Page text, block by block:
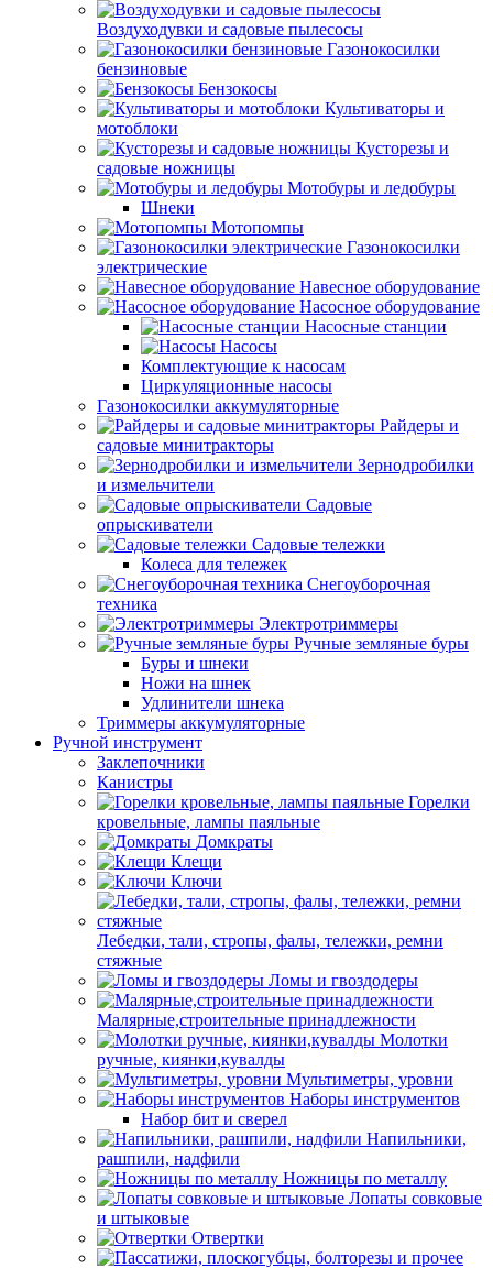
Воздуходувки и садовые пылесосы
Газонокосилки
бензиновые
Бензокосы
Культиваторы и
мотоблоки
Кусторезы и
садовые ножницы
Мотобуры и ледобуры
Шнеки
Мотопомпы
Газонокосилки
электрические
Навесное оборудование
Насосное оборудование
Насосные станции
Насосы
Комплектующие к насосам
Циркуляционные насосы
Газонокосилки аккумуляторные
Райдеры и
садовые минитракторы
Зернодробилки
и измельчители
Садовые
опрыскиватели
Садовые тележки
Колеса для тележек
Снегоуборочная
техника
Электротриммеры
Ручные земляные буры
Буры и шнеки
Ножи на шнек
Удлинители шнека
Триммеры аккумуляторные
Ручной инструмент
Заклепочники
Канистры
Горелки
кровельные, лампы паяльные
Домкраты
Клещи
Ключи
Лебедки, тали, стропы, фалы, тележки, ремни
стяжные
Ломы и гвоздодеры
Малярные,строительные принадлежности
Молотки
ручные, киянки,кувалды
Мультиметры, уровни
Наборы инструментов
Набор бит и сверел
Напильники,
рашпили, надфили
Ножницы по металлу
Лопаты совковые
и штыковые
Отвертки